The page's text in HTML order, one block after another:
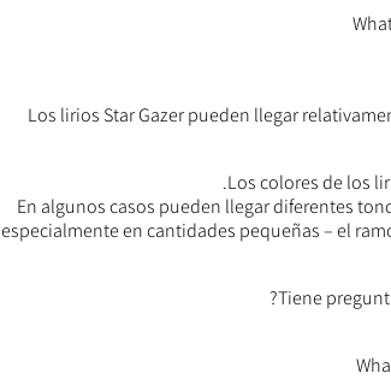
Los lirios Star Gazer pueden llegar
Los colores de los
En algunos casos pueden llegar diferentes
especialmente en cantidades pequeñas – el